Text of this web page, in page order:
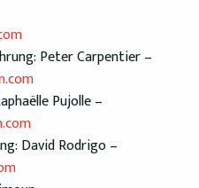
Peter Carpentier –
Pujolle –
David Rodrigo –